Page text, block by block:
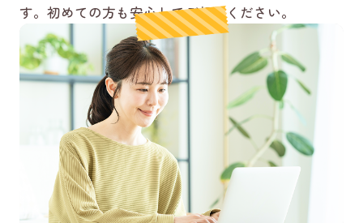
す。初めての方も安心してご相談ください。